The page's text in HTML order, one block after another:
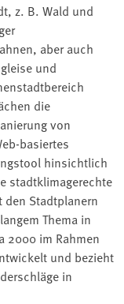
z. B. Wald und
aber auch
und
die
von
basiertes
hinsichtlich
stadtklimagerechte
den Stadtplanern
Thema in
2000 im Rahmen
und bezieht
in